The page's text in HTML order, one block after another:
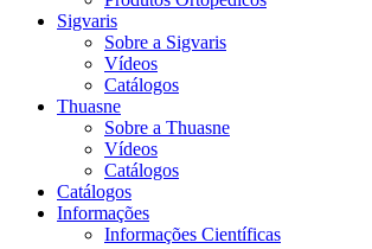
Sigvaris
Sobre a Sigvaris
Vídeos
Catálogos
Thuasne
Sobre a Thuasne
Vídeos
Catálogos
Catálogos
Informações
Informações Científicas